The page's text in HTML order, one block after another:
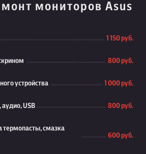
мониторов Asus
1 150 руб.
800 руб.
устройства 1 000 руб.
USB 800 руб.
термопасты, смазка
600 руб.